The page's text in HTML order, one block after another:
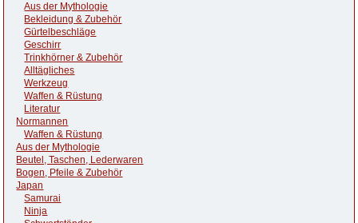
Aus der Mythologie
Bekleidung & Zubehör
Gürtelbeschläge
Geschirr
Trinkhörner & Zubehör
Alltägliches
Werkzeug
Waffen & Rüstung
Literatur
Normannen
Waffen & Rüstung
Aus der Mythologie
Beutel, Taschen, Lederwaren
Bogen, Pfeile & Zubehör
Japan
Samurai
Ninja